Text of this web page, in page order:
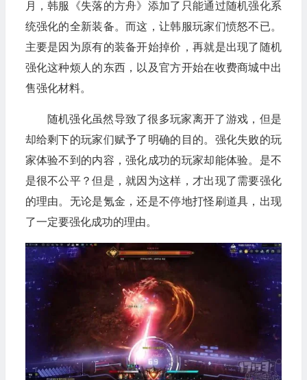
月，韩服《失落的方舟》添加了只能通过随机强化系
统强化的全新装备。而这，让韩服玩家们愤怒不已。
主要是因为原有的装备开始掉价，再就是出现了随机
强化这种烦人的东西，以及官方开始在收费商城中出
售强化材料。
随机强化虽然导致了很多玩家离开了游戏，但是
却给剩下的玩家们赋予了明确的目的。强化失败的玩
家体验不到的内容，强化成功的玩家却能体验。是不
是很不公平？但是，就因为这样，才出现了需要强化
的理由。无论是氪金，还是不停地打怪刷道具，出现
了一定要强化成功的理由。